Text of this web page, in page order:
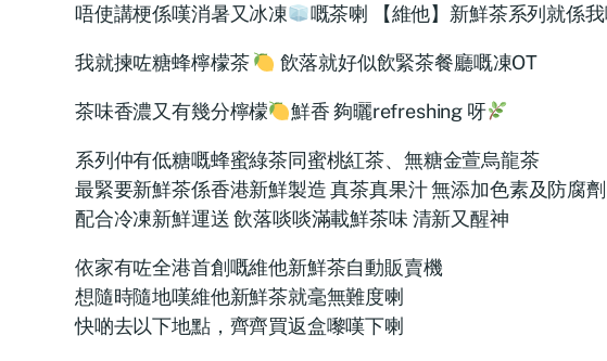
唔使講梗係嘆消暑又冰凍 嘅茶喇 【維他】新鮮茶系列就係
我就揀咗糖蜂檸檬茶 飲落就好似飲緊茶餐廳嘅凍OT
茶味香濃又有幾分檸檬 鮮香 夠曬refreshing 呀
系列仲有低糖嘅蜂蜜綠茶同蜜桃紅茶、無糖金萱烏龍茶
最緊要新鮮茶係香港新鮮製造 真茶真果汁 無添加色素及防腐劑
配合冷凍新鮮運送 飲落啖啖滿載鮮茶味 清新又醒神
依家有咗全港首創嘅維他新鮮茶自動販賣機
想隨時隨地嘆維他新鮮茶就毫無難度喇
快啲去以下地點，齊齊買返盒嚟嘆下喇